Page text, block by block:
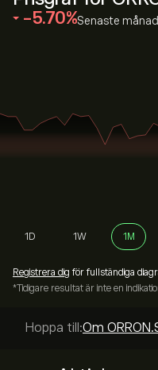
‎-5.70‎ Senaste
1D 1W 1M
Registrera dig för fullständiga
*Tidigare resultat är inte en
Hoppa till:Om